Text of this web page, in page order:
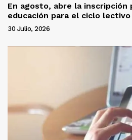
En agosto, abre la inscripción
educación para el ciclo lectivo
30 Julio, 2026